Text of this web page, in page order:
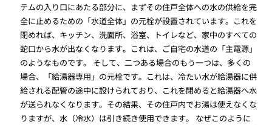
テムの入り口にあたる部分に、まずその住戸全体への水の供給を完
全に止めるための「水道全体」の元栓が設置されています。これを
閉めれば、キッチン、洗面所、浴室、トイレなど、家中のすべての
蛇口から水が出なくなります。これは、ご自宅の水道の「主電源」
のようなものです。 そして、二つある場合のもう一つは、多くの
場合、「給湯器専用」の元栓です。これは、冷たい水が給湯器に供
給される配管の途中に設けられており、これを閉めると給湯器へ水
が送られなくなります。その結果、その住戸内でお湯は使えなくな
りますが、水（冷水）は引き続き使用できます。 なぜこのように